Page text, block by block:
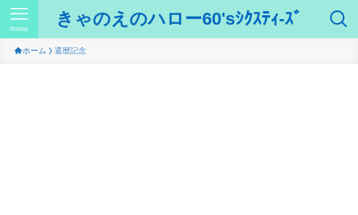
きゃのえのハロー60'sｼｸｽﾃｨ-ｽﾞ
menu
ホーム 還暦記念